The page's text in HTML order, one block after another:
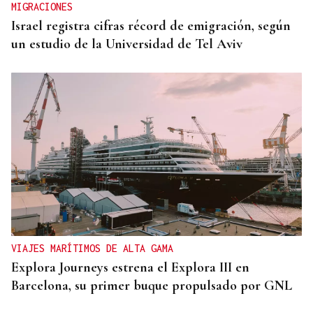
MIGRACIONES
Israel registra cifras récord de emigración, según
un estudio de la Universidad de Tel Aviv
VIAJES MARÍTIMOS DE ALTA GAMA
Explora Journeys estrena el Explora III en
Barcelona, su primer buque propulsado por GNL